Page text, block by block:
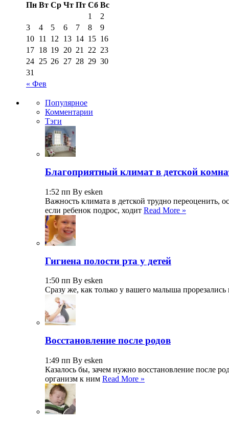
Пн Вт Ср Чт Пт Сб Вс
« Фев
1
2
3
4 5 6 7 8
9
10 11 12 13 14 15 16
17 18 19 20 21 22 23
24 25 26 27 28 29 30
31
Популярное
Комментарии
Тэги
Благоприятный климат в детской
1:52 пп By esken
Важность климата в детской трудно переоценить,
если ребенок подрос, ходит Read More »
Гигиена полости рта у детей
1:50 пп By esken
Сразу же, как только у вашего малыша
Восстановление после родов
1:49 пп By esken
Казалось бы, зачем нужно восстановление после
организм к ним Read More »